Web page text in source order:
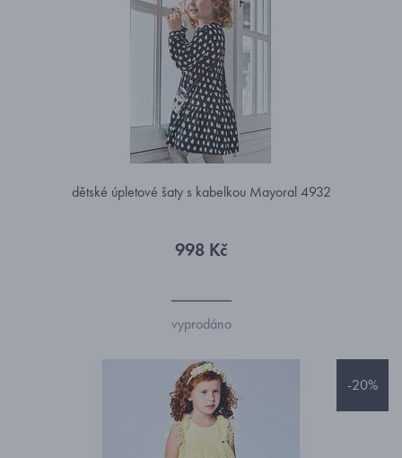
dětské úpletové šaty s kabelkou Mayoral 4932
998 Kč
vyprodáno
-20%